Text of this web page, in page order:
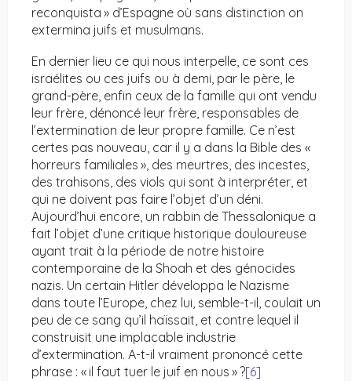
reconquista » d’Espagne où sans distinction on
extermina juifs et musulmans.
En dernier lieu ce qui nous interpelle, ce sont ces
israélites ou ces juifs ou à demi, par le père, le
grand-père, enfin ceux de la famille qui ont vendu
leur frère, dénoncé leur frère, responsables de
l’extermination de leur propre famille. Ce n’est
certes pas nouveau, car il y a dans la Bible des «
horreurs familiales », des meurtres, des incestes,
des trahisons, des viols qui sont à interpréter, et
qui ne doivent pas faire l’objet d’un déni.
Aujourd’hui encore, un rabbin de Thessalonique a
fait l’objet d’une critique historique douloureuse
ayant trait à la période de notre histoire
contemporaine de la Shoah et des génocides
nazis. Un certain Hitler développa le Nazisme
dans toute l’Europe, chez lui, semble-t-il, coulait un
peu de ce sang qu’il haïssait, et contre lequel il
construisit une implacable industrie
d’extermination. A-t-il vraiment prononcé cette
phrase : « il faut tuer le juif en nous » ?[6]